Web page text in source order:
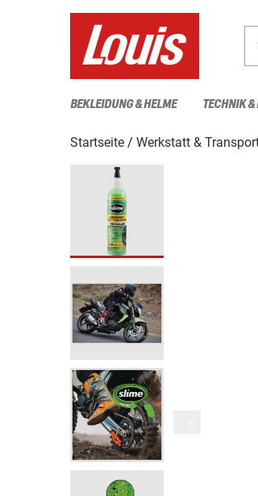
BEKLEIDUNG & HELME TECHNIK &
Startseite Werkstatt &